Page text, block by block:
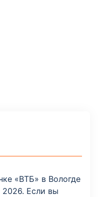
«ВТБ» в Вологде
Если вы